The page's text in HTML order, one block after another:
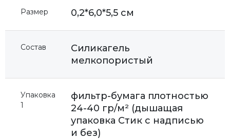
Размер 0,2*6,0*5,5 см
Состав
Силикагель
мелкопористый
Упаковка
1
фильтр-бумага плотностью
24-40 гр/м² (дышащая
упаковка Стик с надписью
и без)